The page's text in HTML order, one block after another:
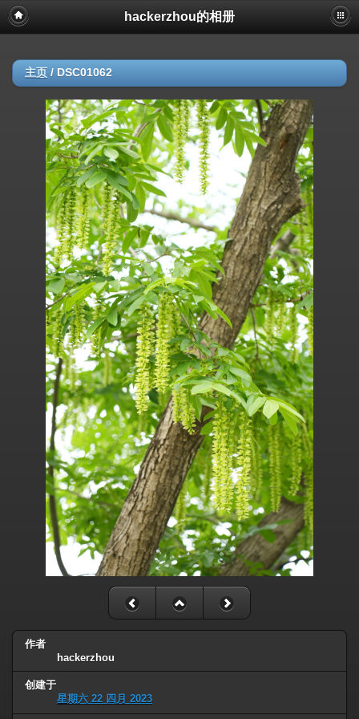
hackerzhou的相册
主页 / DSC01062
作者
hackerzhou
创建于
星期六 22 四月 2023